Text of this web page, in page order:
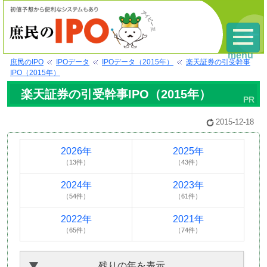
庶民のIPO IPOデータ IPOデータ（2015年）
楽天証券の引受幹事
IPO（2015年）
楽天証券の引受幹事IPO（2015年）
2015-12-18
2026年
（13件）
2025年
（43件）
2024年
（54件）
2023年
（61件）
2022年
（65件）
2021年
（74件）
menu